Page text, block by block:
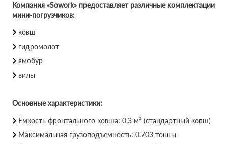
Компания «Sowork» предоставляет различные комплектации
мини-погрузчиков:
ковш
гидромолот
ямобур
вилы
Основные характеристики:
Емкость фронтального ковша: 0,3 м³ (стандартный ковш)
Максимальная грузоподъемность: 0.703 тонны